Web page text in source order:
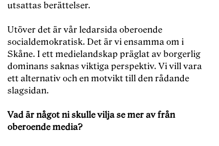
utsattas berättelser.
Utöver det är vår ledarsida oberoende
socialdemokratisk. Det är vi ensamma om i
Skåne. I ett medielandskap präglat av borgerlig
dominans saknas viktiga perspektiv. Vi vill vara
ett alternativ och en motvikt till den rådande
slagsidan.
Vad är något ni skulle vilja se mer av från
oberoende media?